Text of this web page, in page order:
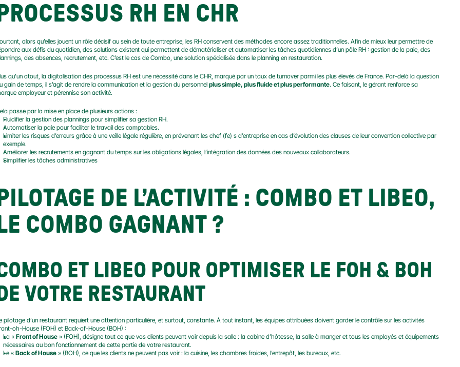
PROCESSUS RH EN CHR
alors qu’elles jouent un rôle décisif au sein de toute entreprise, les RH conservent des méthodes encore assez traditionnelles. Afin de mieux leur permettre de
aux défis du quotidien, des solutions existent qui permettent de dématérialiser et automatiser les tâches quotidiennes d’un pôle RH : gestion de la paie, des
des absences, recrutement, etc. C’est le cas de Combo, une solution spécialisée dans le planning en restauration.
qu’un atout, la digitalisation des processus RH est une nécessité dans le CHR, marqué par un taux de turnover parmi les plus élevés de France. Par-delà la question
gain de temps, il s’agit de rendre la communication et la gestion du personnel plus simple, plus fluide et plus performante. Ce faisant, le gérant renforce sa
employeur et pérennise son activité.
passe par la mise en place de plusieurs actions :
Fluidifier la gestion des plannings pour simplifier sa gestion RH.
Automatiser la paie pour faciliter le travail des comptables.
Limiter les risques d’erreurs grâce à une veille légale régulière, en prévenant les chef (fe) s d’entreprise en cas d’évolution des clauses de leur convention collective par
exemple.
Améliorer les recrutements en gagnant du temps sur les obligations légales, l’intégration des données des nouveaux collaborateurs.
Simplifier les tâches administratives
PILOTAGE DE L’ACTIVITÉ : COMBO ET LIBEO,
LE COMBO GAGNANT ?
ET LIBEO POUR OPTIMISER LE FOH & BOH
DE VOTRE RESTAURANT
pilotage d’un restaurant requiert une attention particulière, et surtout, constante. À tout instant, les équipes attribuées doivent garder le contrôle sur les activités
oh-House (FOH) et Back-of-House (BOH) :
La « Front of House » (FOH), désigne tout ce que vos clients peuvent voir depuis la salle : la cabine d’hôtesse, la salle à manger et tous les employés et équipements
nécessaires au bon fonctionnement de cette partie de votre restaurant.
Le « Back of House » (BOH), ce que les clients ne peuvent pas voir : la cuisine, les chambres froides, l’entrepôt, les bureaux, etc.